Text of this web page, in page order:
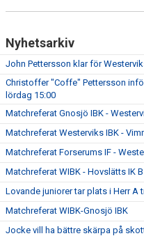
Nyhetsarkiv
John Pettersson klar för
Christoffer "Coffe" Pettersson
lördag 15:00
Matchreferat Gnosjö IBK -
Matchreferat Westerviks IBK -
Matchreferat Forserums IF -
Matchreferat WIBK - Hovslätts IK B
Lovande juniorer tar plats i Herr A
Matchreferat WIBK-Gnosjö IBK
Jocke vill ha bättre skärpa på